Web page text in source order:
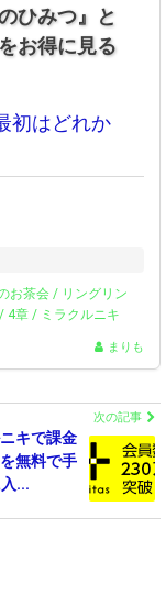
ひみつ』と
お得に見る
初はどれか
お茶会 / リングリン
/ 4章 / ミラクルニキ
まりも
次の記事
キで課金
無料で手
...